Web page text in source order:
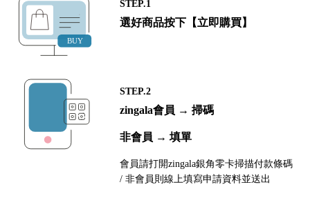
STEP.1
選好商品按下【立即購買】
STEP.2
zingala會員 → 掃碼
非會員 → 填單
會員請打開zingala銀角零卡掃描付款條碼
/ 非會員則線上填寫申請資料並送出